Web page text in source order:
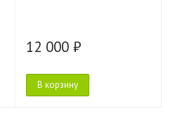
12 000 ₽
В корзину